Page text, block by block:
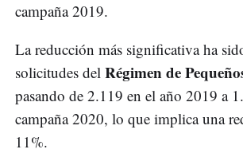
campaña 2019.
La reducción más significativa ha
solicitudes del Régimen de
pasando de 2.119 en el año 2019 a
campaña 2020, lo que implica una
11%.